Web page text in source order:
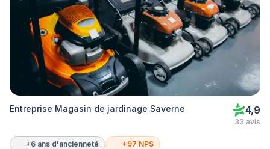
Entreprise Magasin de jardinage Saverne 4,9
33 avis
+6 ans d'ancienneté +97 NPS